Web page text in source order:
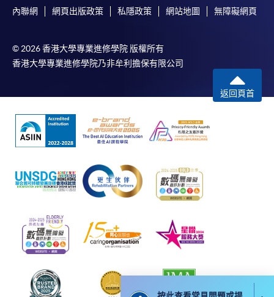
報讀同一學歷頒授課程內其他單元
交下期學費的學員，提供網上服務，如學員就讀的課
程設有此服務，課程負責人會通知學員有關程序。
網上支付可通過「繳費靈」(PPS) (不適用於手機)、
VISA 或 Mastercard、「微信支付」(Online WeChat
Pay) 、「支付寶」(Online Alipay) 或 「轉數快」(FPS)
繳付學費。
親身報名/郵遞
報讀新課程
凡以「先到先得」為取錄方式的課程，請填妥
SF26報名表，親往報名中心
內聯網 網頁出版政策 私隱政策 網站地圖 無障礙網頁
© 2026 香港大學專業進修學院 版權所有
香港大學專業進修學院乃非牟利擔保有限公司
返回頁首